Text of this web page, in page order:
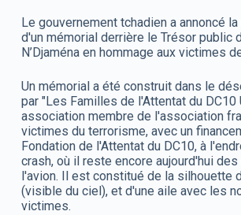
Le gouvernement tchadien a annoncé
d'un mémorial derrière le Trésor public
N’Djaména en hommage aux victimes
Un mémorial a été construit dans le
par "Les Familles de l'Attentat du DC10
association membre de l'association
victimes du terrorisme, avec un
Fondation de l'Attentat du DC10, à
crash, où il reste encore aujourd'hui
l'avion. Il est constitué de la silhouette
(visible du ciel), et d'une aile avec les
victimes.